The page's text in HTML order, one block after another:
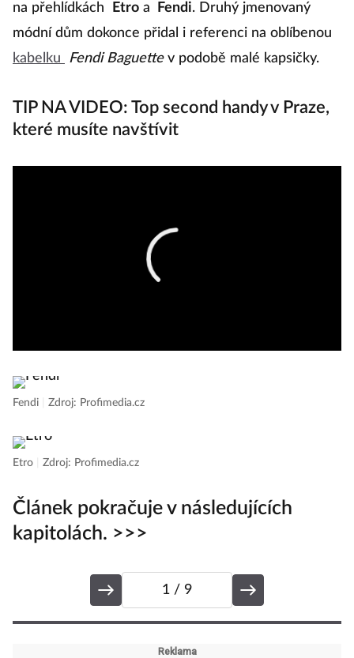
na přehlídkách
Etroa Fendi. Druhý jmenovaný
módní dům dokonce přidal i referenci na oblíbenou
kabelku
Fendi Baguettev podobě malé kapsičky.
TIP NA VIDEO: Top second handy v Praze,
které musíte navštívit
Fendi Zdroj: Profimedia.cz
Etro Zdroj: Profimedia.cz
Článek pokračuje v následujících
kapitolách. >>>
1 / 9